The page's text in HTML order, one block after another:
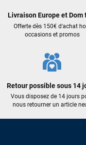
Livraison Europe et Dom
Offerte dès 150€ d'achat
occasions et promos
Retour possible sous 14
Vous disposez de 14 jours
nous retourner un article
Sébastien BACHELIER
Cela faisait 6 mois
Excellent conseil
encore pour cette
Maronui RICHMOND
J'ai acheté une voile